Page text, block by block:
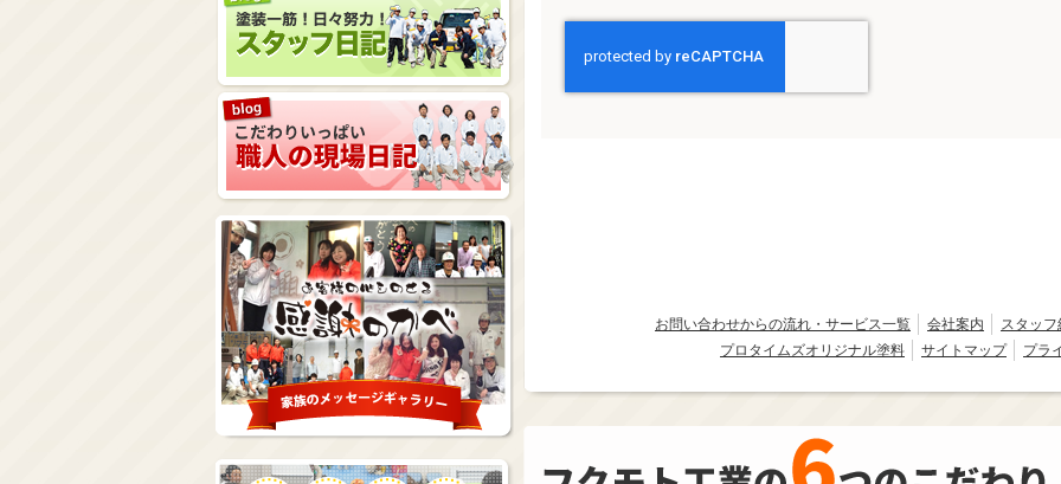
お問い合わせからの流れ・サービス一覧 会社案内
スタッフ
プロタイムズオリジナル塗料
サイトマップ プラ